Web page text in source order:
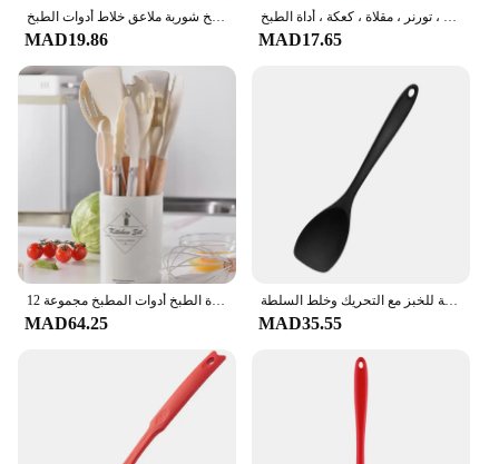
كعكة مغرفة زبدة ملعقة سيليكون ملعقة خلط طويلة التعامل مع أواني الطبخ أدوات المائدة المطبخ شوربة ملاعق خلاط أدوات الطبخ
MAD19.86
ملعقة من السيليكون المقاوم للحرارة مع مقبض مدمج ، ملعقة ، مكشطة ، أواني ، تورنر ، مقلاة ، كعكة ، أداة الطبخ
MAD17.65
12 قطعة الغذاء الصف سيليكون تجهيزات المطابخ المطبخ أواني تيرنر ملعقة قياس ملعقة العملي أداة الطبخ أدوات المطبخ مجموعة
MAD64.25
ملعقة طعام من السيليكون مقاومة للحرارة ، ملعقة طهي مرنة غير لاصقة ، مكشطة للخبز مع التحريك وخلط السلطة
MAD35.55